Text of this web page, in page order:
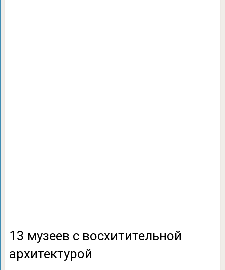
13 музеев с восхитительной
архитектурой